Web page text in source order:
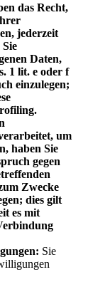
das Recht,
jederzeit
Daten,
1 lit. e oder f
einzulegen;
um
haben Sie
gegen
Zwecke
dies gilt
es mit
Sie